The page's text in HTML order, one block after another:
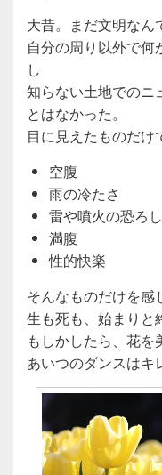
大昔。まだ文明なん
自分の周り以外で
し
知らない土地でのニ
とはなかった。
目に見えたものだけ
空腹
雨の冷たさ
雷や噴火の恐ろ
満腹
性的快楽
そんなものだけを感
生も死も、始まりと
もしかしたら、花を
あいつのダンスはキ